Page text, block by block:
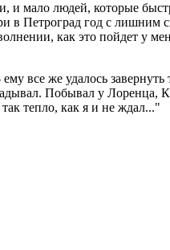
и мало людей, которые
Петроград год с лишним
как это пойдет у
все же удалось
Побывал у Лоренца,
тепло, как я и не ждал..."